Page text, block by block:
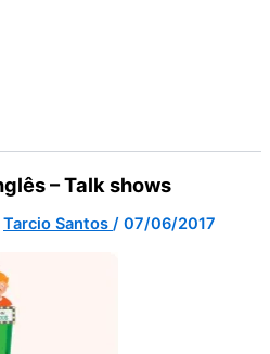
– Talk shows
Tarcio Santos / 07/06/2017